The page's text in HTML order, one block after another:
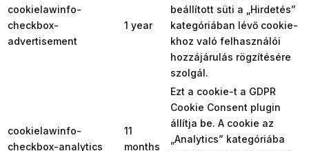
cookielawinfo-
checkbox-
advertisement
1 year
beállított süti a „Hirdetés”
kategóriában lévő cookie-
khoz való felhasználói
hozzájárulás rögzítésére
szolgál.
cookielawinfo-
checkbox-analytics
11
months
Ezt a cookie-t a GDPR
Cookie Consent plugin
állítja be. A cookie az
„Analytics” kategóriába